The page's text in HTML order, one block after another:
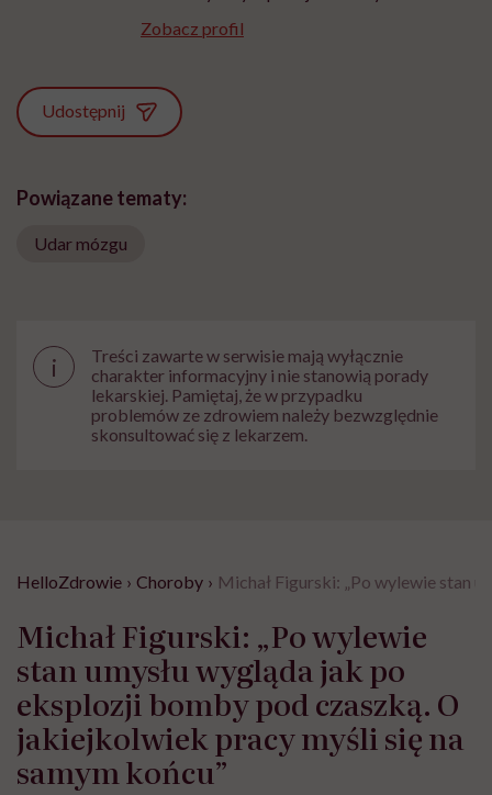
Zobacz profil
Udostępnij
Powiązane tematy:
Udar mózgu
i
Treści zawarte w serwisie mają wyłącznie
charakter informacyjny i nie stanowią porady
lekarskiej. Pamiętaj, że w przypadku
problemów ze zdrowiem należy bezwzględnie
skonsultować się z lekarzem.
HelloZdrowie › Choroby › Michał Figurski: „Po wylewie stan
Michał Figurski: „Po wylewie
stan umysłu wygląda jak po
eksplozji bomby pod czaszką. O
jakiejkolwiek pracy myśli się na
samym końcu”